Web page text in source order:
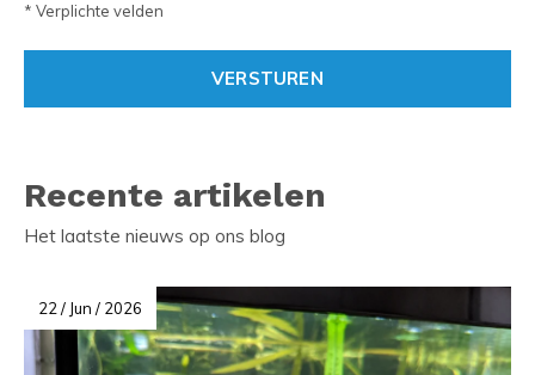
* Verplichte velden
VERSTUREN
Recente artikelen
Het laatste nieuws op ons blog
22 / Jun / 2026